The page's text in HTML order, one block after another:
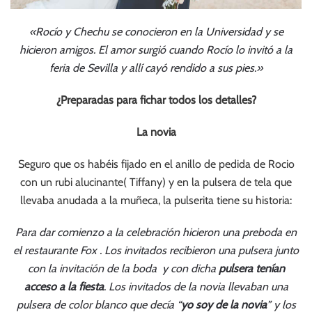
«Rocío y Chechu se conocieron en la Universidad y se
hicieron amigos. El amor surgió cuando Rocío lo invitó a la
feria de Sevilla y allí cayó rendido a sus pies.»
¿Preparadas para fichar todos los detalles?
La novia
Seguro que os habéis fijado en el anillo de pedida de Rocio
con un rubi alucinante( Tiffany) y en la pulsera de tela que
llevaba anudada a la muñeca, la pulserita tiene su historia:
Para dar comienzo a la celebración hicieron una preboda en
el restaurante Fox . Los invitados recibieron una pulsera junto
con la invitación de la boda y con dicha pulsera tenían
acceso a la fiesta. Los invitados de la novia llevaban una
pulsera de color blanco que decía “yo soy de la novia” y los